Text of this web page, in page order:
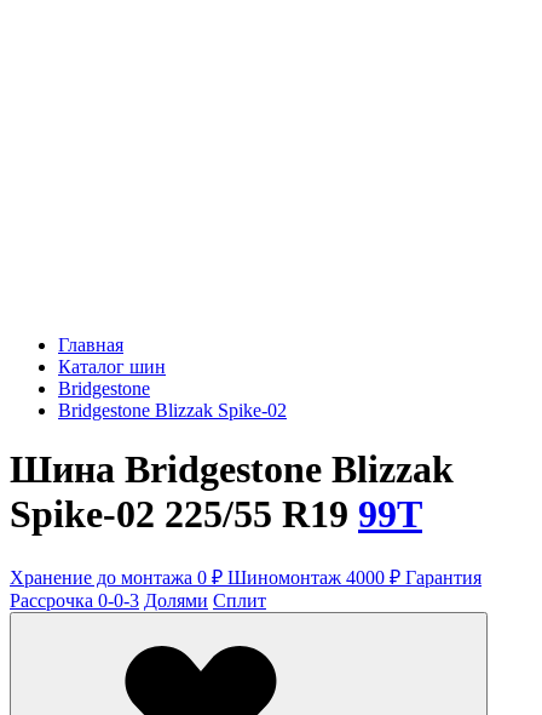
Главная
Каталог шин
Bridgestone
Bridgestone Blizzak Spike-02
Шина Bridgestone Blizzak
Spike-02 225/55 R19 99T
Хранение до монтажа 0 ₽ Шиномонтаж 4000 ₽ Гарантия
Рассрочка 0-0-3 Долями Сплит